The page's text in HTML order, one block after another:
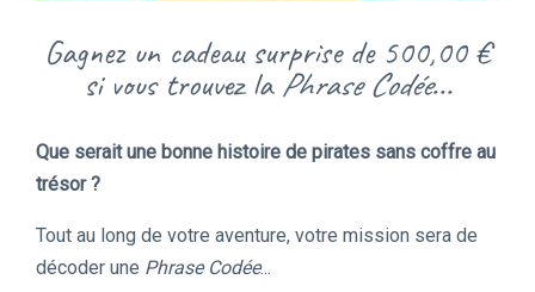
Gagnez un cadeau surprise de 500,00 €
si vous trouvez la Phrase Codée...
Que serait une bonne histoire de pirates sans coffre au
trésor ?
Tout au long de votre aventure, votre mission sera de
décoder une Phrase Codée...